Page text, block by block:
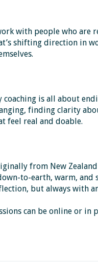
with people who are
shifting direction in
coaching is all about
finding clarity
feel real and doable.
from New
to-earth, warm, and
but always with
can be online or in